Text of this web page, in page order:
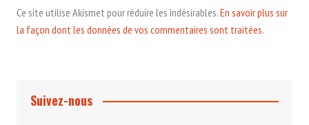
Ce site utilise Akismet pour réduire les indésirables.En savoir plus sur
la façon dont les données de vos commentaires sont traitées.
Suivez-nous